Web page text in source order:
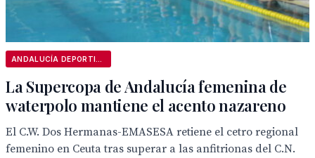
La Supercopa de Andalucía femenina de
waterpolo mantiene el acento nazareno
El C.W. Dos Hermanas-EMASESA retiene el cetro regional
femenino en Ceuta tras superar a las anfitrionas del C.N.